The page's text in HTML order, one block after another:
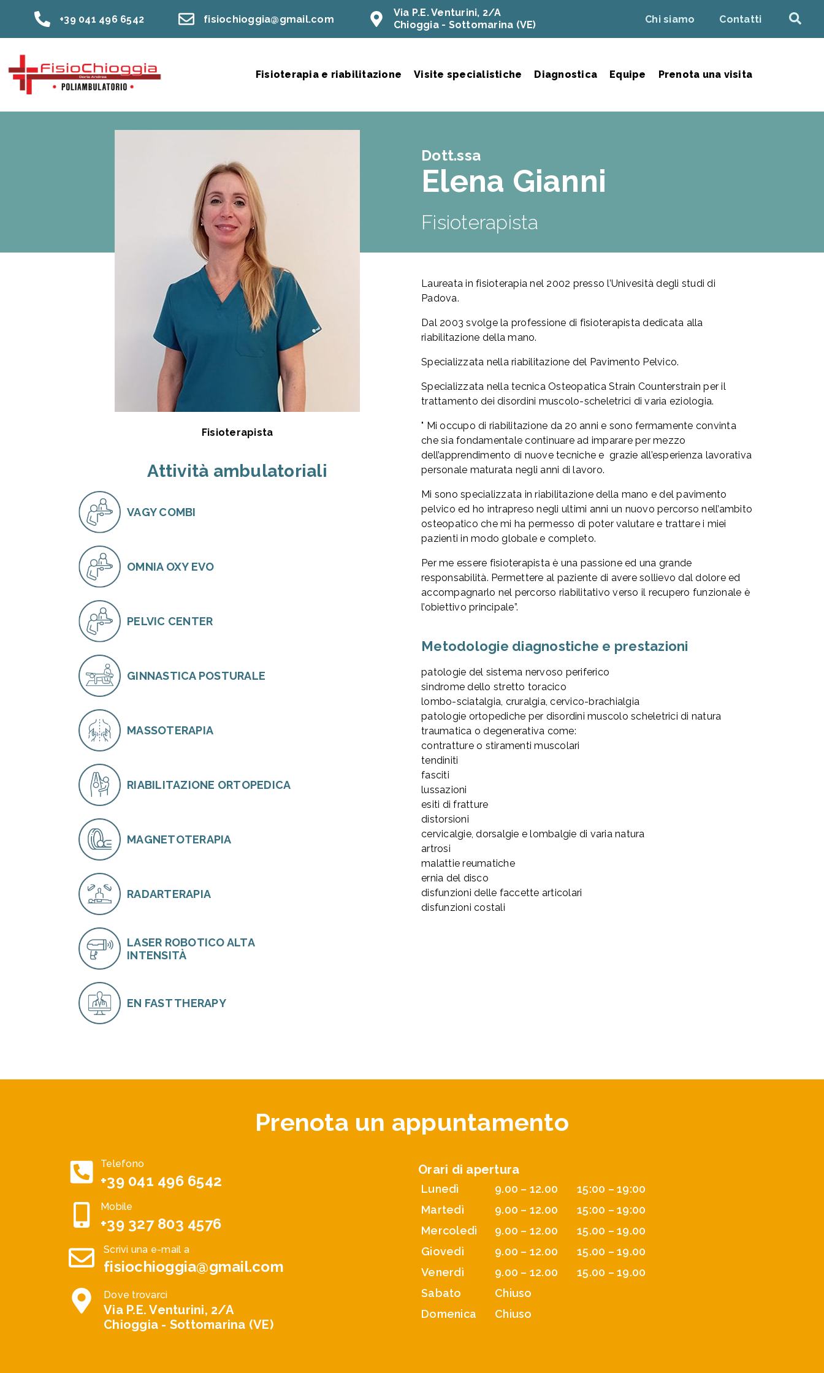
+39 041 496 6542 fisiochioggia@gmail.com
Via P.E. Venturini, 2/A
Chioggia - Sottomarina (VE)
Chi siamo Contatti
Fisioterapia e riabilitazione Visite specialistiche Diagnostica Equipe Prenota una visita
Fisioterapista
Attività ambulatoriali
VAGY COMBI
OMNIA OXY EVO
PELVIC CENTER
GINNASTICA POSTURALE
MASSOTERAPIA
RIABILITAZIONE ORTOPEDICA
MAGNETOTERAPIA
RADARTERAPIA
LASER ROBOTICO ALTA
INTENSITÀ
EN FAST THERAPY
Dott.ssa
Elena Gianni
Fisioterapista
Laureata in fisioterapia nel 2002 presso l’Univesità degli studi di
Padova.
Dal 2003 svolge la professione di fisioterapista dedicata alla
riabilitazione della mano.
Specializzata nella riabilitazione del Pavimento Pelvico.
Specializzata nella tecnica Osteopatica Strain Counterstrain per il
trattamento dei disordini muscolo-scheletrici di varia eziologia.
" Mi occupo di riabilitazione da 20 anni e sono fermamente convinta
che sia fondamentale continuare ad imparare per mezzo
dell’apprendimento di nuove tecniche e grazie all’esperienza lavorativa
personale maturata negli anni di lavoro.
Mi sono specializzata in riabilitazione della mano e del pavimento
pelvico ed ho intrapreso negli ultimi anni un nuovo percorso nell’ambito
osteopatico che mi ha permesso di poter valutare e trattare i miei
pazienti in modo globale e completo.
Per me essere fisioterapista è una passione ed una grande
responsabilità. Permettere al paziente di avere sollievo dal dolore ed
accompagnarlo nel percorso riabilitativo verso il recupero funzionale è
l’obiettivo principale”.
Metodologie diagnostiche e prestazioni
patologie del sistema nervoso periferico
sindrome dello stretto toracico
lombo-sciatalgia, cruralgia, cervico-brachialgia
patologie ortopediche per disordini muscolo scheletrici di natura
traumatica o degenerativa come:
contratture o stiramenti muscolari
tendiniti
fasciti
lussazioni
esiti di fratture
distorsioni
cervicalgie, dorsalgie e lombalgie di varia natura
artrosi
malattie reumatiche
ernia del disco
disfunzioni delle faccette articolari
disfunzioni costali
Prenota un appuntamento
+39 041 496 6542
Telefono
+39 327 803 4576
Mobile
fisiochioggia@gmail.com
Scrivi una e-mail a
Via P.E. Venturini, 2/A
Chioggia - Sottomarina (VE)
Dove trovarci
Orari di apertura
Lunedì 9.00 – 12.00
15:00 – 19:00
Martedì
9.00 – 12.00
15:00 – 19:00
Mercoledì
9.00 – 12.00
15.00 – 19.00
Giovedì
9.00 – 12.00
15.00 – 19.00
Venerdì
9.00 – 12.00
15.00 – 19.00
Sabato
Chiuso
Domenica
Chiuso